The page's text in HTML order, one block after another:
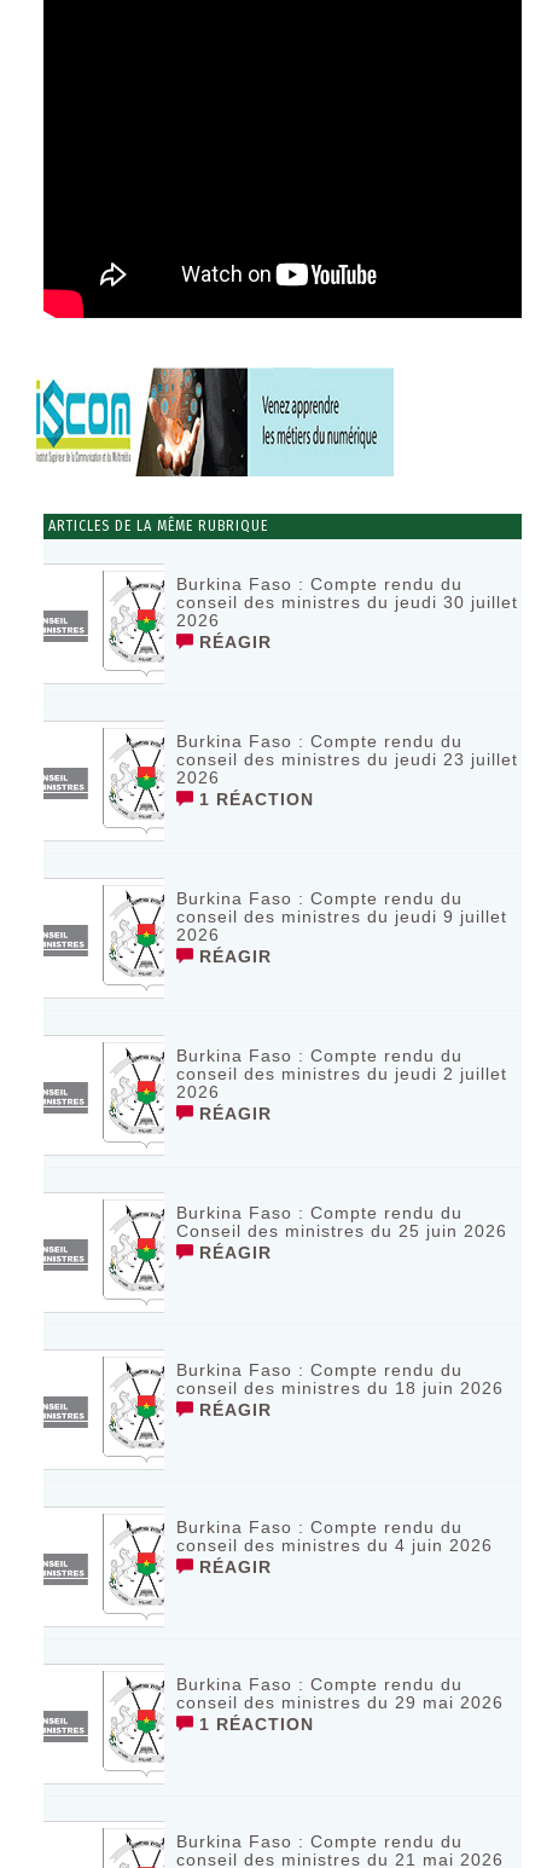
ARTICLES DE LA MÊME RUBRIQUE
Burkina Faso : Compte rendu du
conseil des ministres du jeudi 30 juillet
2026
RÉAGIR
Burkina Faso : Compte rendu du
conseil des ministres du jeudi 23 juillet
2026
1 RÉACTION
Burkina Faso : Compte rendu du
conseil des ministres du jeudi 9 juillet
2026
RÉAGIR
Burkina Faso : Compte rendu du
conseil des ministres du jeudi 2 juillet
2026
RÉAGIR
Burkina Faso : Compte rendu du
Conseil des ministres du 25 juin 2026
RÉAGIR
Burkina Faso : Compte rendu du
conseil des ministres du 18 juin 2026
RÉAGIR
Burkina Faso : Compte rendu du
conseil des ministres du 4 juin 2026
RÉAGIR
Burkina Faso : Compte rendu du
conseil des ministres du 29 mai 2026
1 RÉACTION
Burkina Faso : Compte rendu du
conseil des ministres du 21 mai 2026